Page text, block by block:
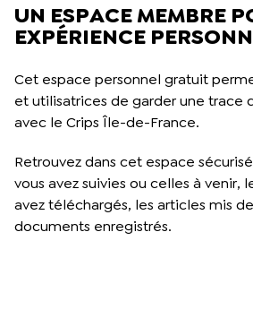
UN ESPACE MEMBRE
EXPÉRIENCE
Cet espace personnel gratuit
et utilisatrices de garder une trace
avec le Crips Île-de-France.
Retrouvez dans cet espace
vous avez suivies ou celles à venir,
avez téléchargés, les articles mis
documents enregistrés.